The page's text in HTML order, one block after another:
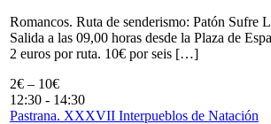
Romancos. Ruta de senderismo: Patón Sufre
Salida a las 09,00 horas desde la Plaza de
2 euros por ruta. 10€ por seis […]
2€ – 10€
12:30 - 14:30
Pastrana. XXXVII Interpueblos de Natación